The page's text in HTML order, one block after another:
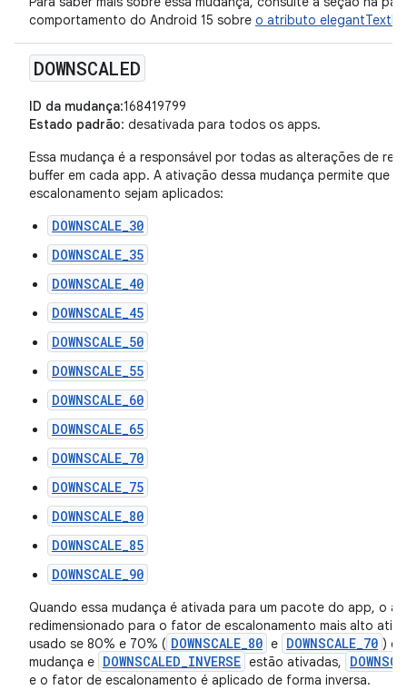
comportamento do Android 15 sobre o atributo
DOWNSCALED
ID da mudança:168419799
Estado padrão: desativada para todos os apps.
Essa mudança é a responsável por todas as alterações de
buffer em cada app. A ativação dessa mudança permite que
escalonamento sejam aplicados:
DOWNSCALE_30
DOWNSCALE_35
DOWNSCALE_40
DOWNSCALE_45
DOWNSCALE_50
DOWNSCALE_55
DOWNSCALE_60
DOWNSCALE_65
DOWNSCALE_70
DOWNSCALE_75
DOWNSCALE_80
DOWNSCALE_85
DOWNSCALE_90
Quando essa mudança é ativada para um pacote do app, o
redimensionado para o fator de escalonamento mais alto
usado se 80% e 70% ( DOWNSCALE_80 e DOWNSCALE_70 )
mudança e DOWNSCALED_INVERSE estão ativadas,
e o fator de escalonamento é aplicado de forma inversa.